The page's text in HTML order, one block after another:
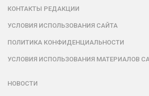
КОНТАКТЫ РЕДАКЦИИ
УСЛОВИЯ ИСПОЛЬЗОВАНИЯ САЙТА
ПОЛИТИКА КОНФИДЕНЦИАЛЬНОСТИ
УСЛОВИЯ ИСПОЛЬЗОВАНИЯ МАТЕРИАЛОВ
НОВОСТИ